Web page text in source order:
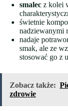
smalec z kolei
świetnie
nadziewanymi
nadaje
smak, ale ze
stosować go z
Zobacz także:
zdrowie